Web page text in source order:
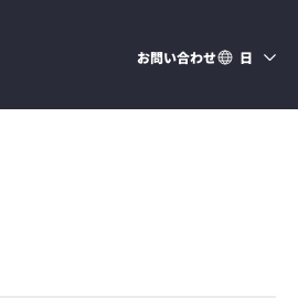
お問い合わせ 日